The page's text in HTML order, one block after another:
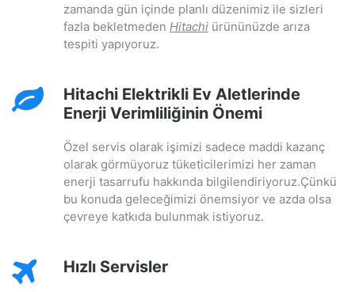
zamanda gün içinde planlı düzenimiz ile sizleri
fazla bekletmeden Hitachi ürününüzde arıza
tespiti yapıyoruz.
Hitachi Elektrikli Ev Aletlerinde
Enerji Verimliliğinin Önemi
Özel servis olarak işimizi sadece maddi kazanç
olarak görmüyoruz tüketicilerimizi her zaman
enerji tasarrufu hakkında bilgilendiriyoruz.Çünkü
bu konuda geleceğimizi önemsiyor ve azda olsa
çevreye katkıda bulunmak istiyoruz.
Hızlı Servisler